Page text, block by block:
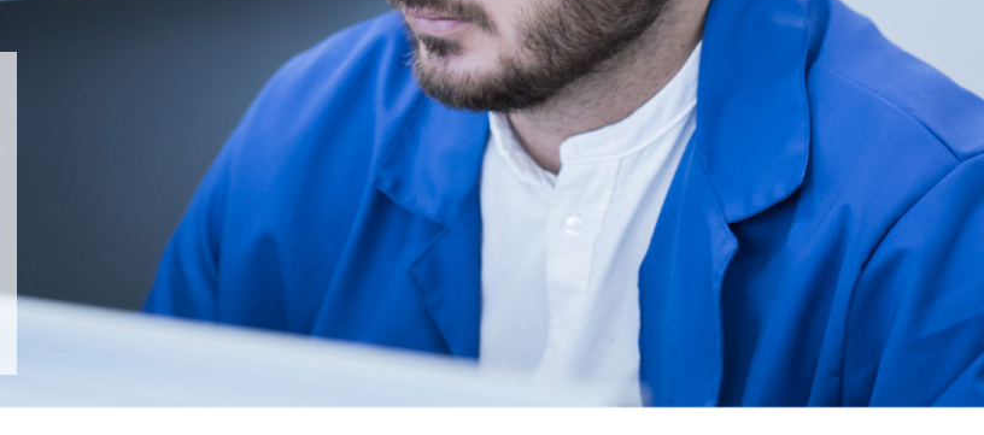
在采购部时，我与同事们讨论并贯彻了关于维修的采购
流程。我们一起定义了哪些配件是机器真正需要且需要
我去订购的。这要归功于我作为机械师的实践经验。
在销售部的继续教育
在销售部，我负责原材料的采购——没有原材料，机器
就不能运转。 在这里，我学会了如何与供应商交谈并
计划交付以使一切顺利进行。 作为一名机械师，以往
我唯一能做的就是保证原材料的供应。 它背后的整个
组织对我来说曾是一个新篇章。
在德国的
在我拜访布
机器上工作
是，我喜欢
40%-60%的
Bubsheim 之
过我们的内